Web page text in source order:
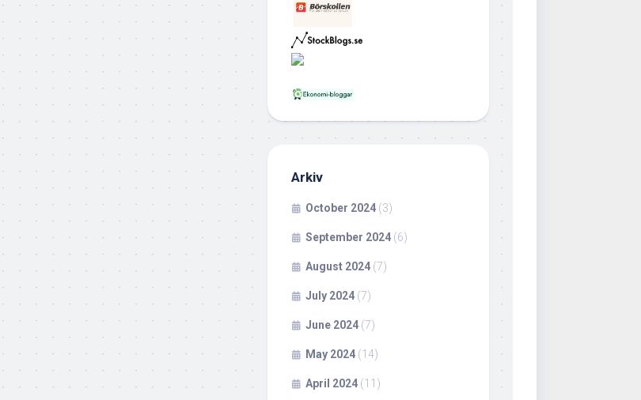
Arkiv
October 2024 (3)
September 2024 (6)
August 2024 (7)
July 2024 (7)
June 2024 (7)
May 2024 (14)
April 2024 (11)